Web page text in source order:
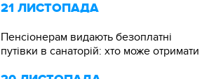
21 ЛИСТОПАДА
Пенсіонерам видають безоплатні
путівки в санаторій: хто може отримати